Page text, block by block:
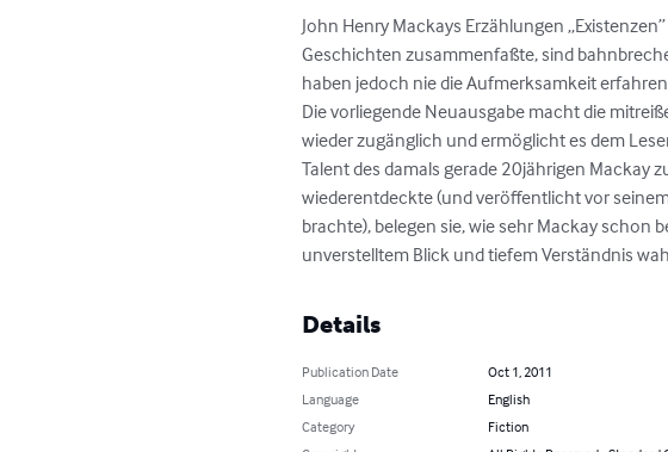
John Henry Mackays Erzählungen
Geschichten zusammenfaßte, sind
haben jedoch nie die Aufmerksamkeit
Die vorliegende Neuausgabe macht die
wieder zugänglich und ermöglicht es dem
Talent des damals gerade 20jährigen Mackay
wiederentdeckte (und veröffentlicht vor
brachte), belegen sie, wie sehr Mackay schon
unverstelltem Blick und tiefem Verständnis
Details
Publication Date
Oct 1, 2011
Language
English
Category
Fiction